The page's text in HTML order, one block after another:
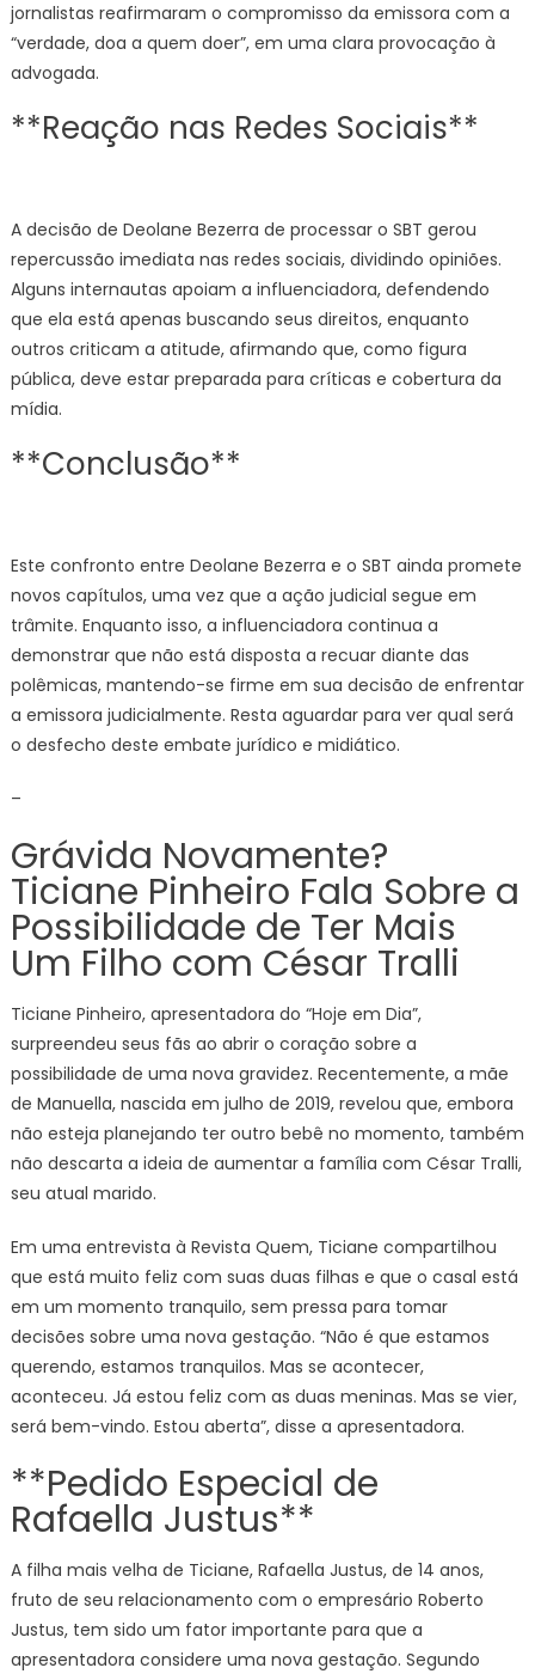
jornalistas reafirmaram o compromisso da emissora com a
“verdade, doa a quem doer”, em uma clara provocação à
advogada.
**Reação nas Redes Sociais**
A decisão de Deolane Bezerra de processar o SBT gerou
repercussão imediata nas redes sociais, dividindo opiniões.
Alguns internautas apoiam a influenciadora, defendendo
que ela está apenas buscando seus direitos, enquanto
outros criticam a atitude, afirmando que, como figura
pública, deve estar preparada para críticas e cobertura da
mídia.
**Conclusão**
Este confronto entre Deolane Bezerra e o SBT ainda promete
novos capítulos, uma vez que a ação judicial segue em
trâmite. Enquanto isso, a influenciadora continua a
demonstrar que não está disposta a recuar diante das
polêmicas, mantendo-se firme em sua decisão de enfrentar
a emissora judicialmente. Resta aguardar para ver qual será
o desfecho deste embate jurídico e midiático.
–
Grávida Novamente?
Ticiane Pinheiro Fala Sobre a
Possibilidade de Ter Mais
Um Filho com César Tralli
Ticiane Pinheiro, apresentadora do “Hoje em Dia”,
surpreendeu seus fãs ao abrir o coração sobre a
possibilidade de uma nova gravidez. Recentemente, a mãe
de Manuella, nascida em julho de 2019, revelou que, embora
não esteja planejando ter outro bebê no momento, também
não descarta a ideia de aumentar a família com César Tralli,
seu atual marido.
Em uma entrevista à Revista Quem, Ticiane compartilhou
que está muito feliz com suas duas filhas e que o casal está
em um momento tranquilo, sem pressa para tomar
decisões sobre uma nova gestação. “Não é que estamos
querendo, estamos tranquilos. Mas se acontecer,
aconteceu. Já estou feliz com as duas meninas. Mas se vier,
será bem-vindo. Estou aberta”, disse a apresentadora.
**Pedido Especial de
Rafaella Justus**
A filha mais velha de Ticiane, Rafaella Justus, de 14 anos,
fruto de seu relacionamento com o empresário Roberto
Justus, tem sido um fator importante para que a
apresentadora considere uma nova gestação. Segundo